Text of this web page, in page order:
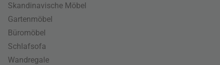
Skandinavische Möbel
Gartenmöbel
Büromöbel
Schlafsofa
Wandregale